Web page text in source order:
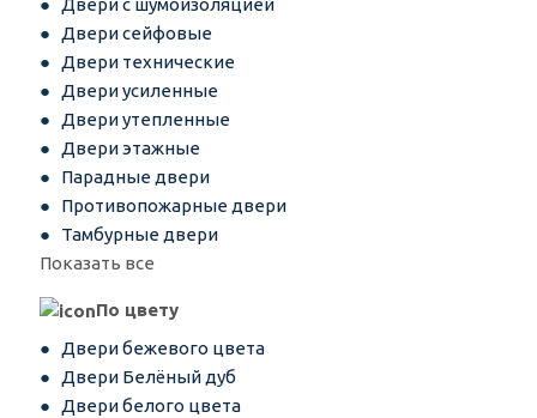
Двери с шумоизоляцией
Двери сейфовые
Двери технические
Двери усиленные
Двери утепленные
Двери этажные
Парадные двери
Противопожарные двери
Тамбурные двери
Показать все
По цвету
Двери бежевого цвета
Двери Белёный дуб
Двери белого цвета